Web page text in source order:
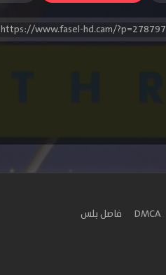
https://www.fasel-hd.cam/?p=278797
DMCA فاصل بلس